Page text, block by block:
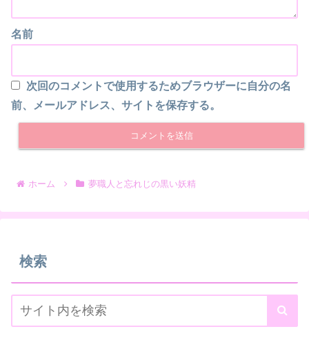
名前
次回のコメントで使用するためブラウザーに自分の名
前、メールアドレス、サイトを保存する。
ホーム 夢職人と忘れじの黒い妖精
検索